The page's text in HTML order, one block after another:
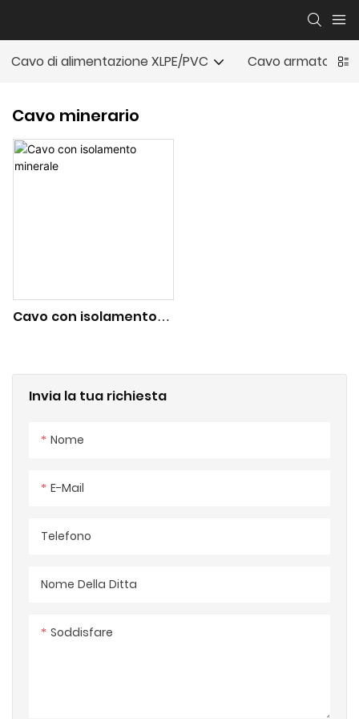
Cavo di alimentazione XLPE/PVC Cavo armato
Cavo minerario
Invia la tua richiesta
Nome
E-Mail
Telefono
Nome Della Ditta
Soddisfare
Cavo con isolamento